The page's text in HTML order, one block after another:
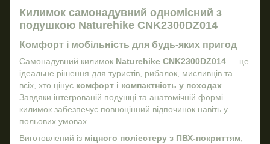
Килимок самонадувний одномісний з
подушкою Naturehike CNK2300DZ014
Комфорт і мобільність для будь-яких пригод
Самонадувний килимок Naturehike CNK2300DZ014 — це
ідеальне рішення для туристів, рибалок, мисливців та
всіх, хто цінує комфорт і компактність у походах
Завдяки інтегрованій подушці та анатомічній формі
килимок забезпечує повноцінний відпочинок навіть у
польових умовах.
Виготовлений із міцного поліестеру з ПВХ-покриттям,